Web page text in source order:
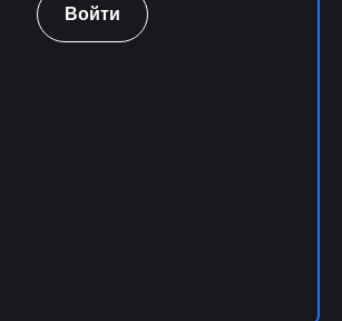
Войти